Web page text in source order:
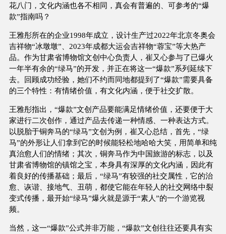
花八门，文化内涵也各不相同，真会有普遍的、可参考的“爆
款”指南吗？
王雅彤所在的企业1998年成立，设计生产过2022年北京冬奥会
吉祥物“冰墩墩”、2023年成都大运会吉祥物“蓉宝”等大热产
品。作为甘肃省博物馆文创中心负责人，崔又心参与了已爆火
一年半有余的“绿马”的开发，并正在将这一“爆款”系列延续下
去。回顾成功经验，她们不约而同地都提到了“爆款”需要具备
的三个特性：有情绪价值，有文化内涵，便于社交扩散。
王雅彤指出，“爆款”文创产品要能满足情绪价值，还要便于大
家进行二次创作，通过产品去传递一种情感、一种表达方式。
以脱胎于铜奔马的“绿马”文创为例，崔又心总结，首先，“绿
马”的外形让人们拿到它的时候能轻松地哈哈大笑，用简单和纯
真治愈人们的情绪；其次，铜奔马作为中国旅游的标志，以及
甘肃省博物馆的镇馆之宝，本身具有深厚的文化内涵，因此有
着良好的传播基础；最后，“绿马”有较强的社交属性，它的治
愈、诙谐、接地气、丑萌，都使它能在年轻人的社交网络中裂
变式传播，最开始“绿马”爆火就是源于“素人”的一个游览视
频。
当然，这一“爆款”公式并非万能，“爆款”文创往往还要具有实